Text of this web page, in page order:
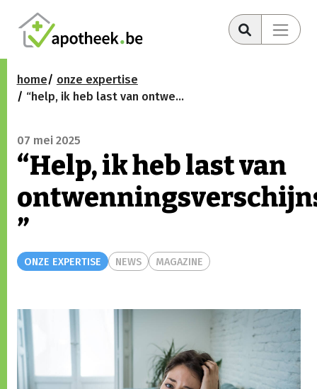
home
onze expertise
“help, ik heb last van ontwenningsverschijnselen! ”
07 mei 2025
“Help, ik heb last van
”
ONZE EXPERTISE NEWS MAGAZINE